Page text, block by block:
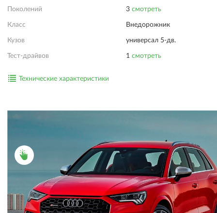
Поколений 3 смотреть
Класс Внедорожник
Кузов универсал 5-дв.
Тест-драйвов 1 смотреть
Технические характеристики
ПОДРОБНОСТИ